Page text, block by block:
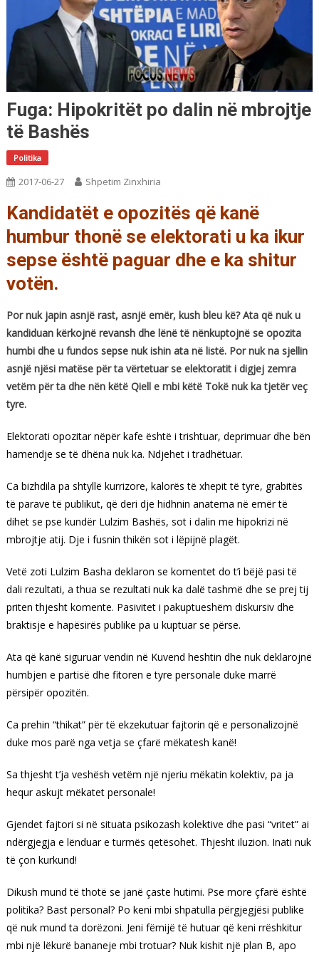
Fuga: Hipokritët po dalin në mbrojtje
të Bashës
Politika
2017-06-27 Shpetim Zinxhiria
Kandidatët e opozitës që kanë
humbur thonë se elektorati u ka ikur
sepse është paguar dhe e ka shitur
votën.
Por nuk japin asnjë rast, asnjë emër, kush bleu kë? Ata që nuk u
kandiduan kërkojnë revansh dhe lënë të nënkuptojnë se opozita
humbi dhe u fundos sepse nuk ishin ata në listë. Por nuk na sjellin
asnjë njësi matëse për ta vërtetuar se elektoratit i digjej zemra
vetëm për ta dhe nën këtë Qiell e mbi këtë Tokë nuk ka tjetër veç
tyre.
Elektorati opozitar nëpër kafe është i trishtuar, deprimuar dhe bën
hamendje se të dhëna nuk ka. Ndjehet i tradhëtuar.
Ca bizhdila pa shtyllë kurrizore, kalorës të xhepit të tyre, grabitës
të parave të publikut, që deri dje hidhnin anatema në emër të
dihet se pse kundër Lulzim Bashës, sot i dalin me hipokrizi në
mbrojtje atij. Dje i fusnin thikën sot i lëpijnë plagët.
Vetë zoti Lulzim Basha deklaron se komentet do t’i bëjë pasi të
dali rezultati, a thua se rezultati nuk ka dalë tashmë dhe se prej tij
priten thjesht komente. Pasivitet i pakuptueshëm diskursiv dhe
braktisje e hapësirës publike pa u kuptuar se përse.
Ata që kanë siguruar vendin në Kuvend heshtin dhe nuk deklarojnë
humbjen e partisë dhe fitoren e tyre personale duke marrë
përsipër opozitën.
Ca prehin “thikat” për të ekzekutuar fajtorin që e personalizojnë
duke mos parë nga vetja se çfarë mëkatesh kanë!
Sa thjesht t’ja veshësh vetëm një njeriu mëkatin kolektiv, pa ja
hequr askujt mëkatet personale!
Gjendet fajtori si në situata psikozash kolektive dhe pasi “vritet” ai
ndërgjegja e lënduar e turmës qetësohet. Thjesht iluzion. Inati nuk
të çon kurkund!
Dikush mund të thotë se janë çaste hutimi. Pse more çfarë është
politika? Bast personal? Po keni mbi shpatulla përgjegjësi publike
që nuk mund ta dorëzoni. Jeni fëmijë të hutuar që keni rrëshkitur
mbi një lëkurë bananeje mbi trotuar? Nuk kishit një plan B, apo